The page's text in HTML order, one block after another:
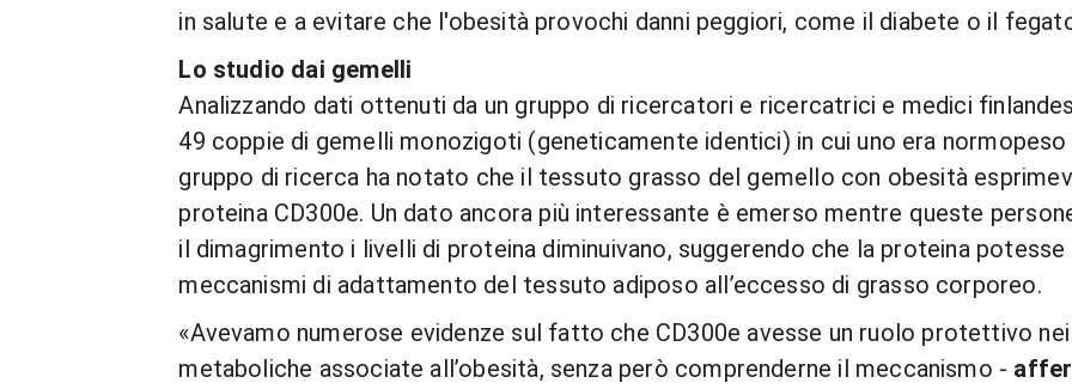
in salute e a evitare che l'obesità provochi danni peggiori, come il diabete o il
Lo studio dai gemelli
Analizzando dati ottenuti da un gruppo di ricercatori e ricercatrici e medici
49 coppie di gemelli monozigoti (geneticamente identici) in cui uno era
gruppo di ricerca ha notato che il tessuto grasso del gemello con obesità
proteina CD300e. Un dato ancora più interessante è emerso mentre queste
il dimagrimento i livelli di proteina diminuivano, suggerendo che la proteina
meccanismi di adattamento del tessuto adiposo all’eccesso di grasso corporeo.
«Avevamo numerose evidenze sul fatto che CD300e avesse un ruolo protettivo
metaboliche associate all’obesità, senza però comprenderne il meccanismo -